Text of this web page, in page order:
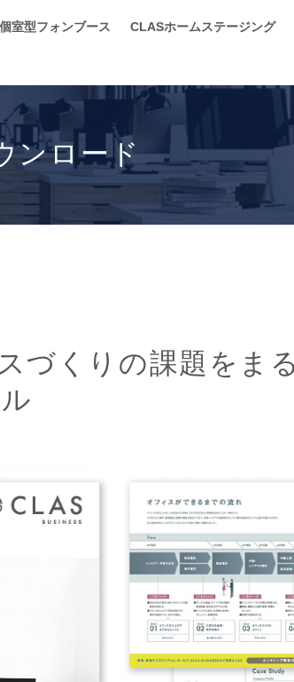
個室型フォンブース CLASホームステージング
ンロード
づくりの課題をま